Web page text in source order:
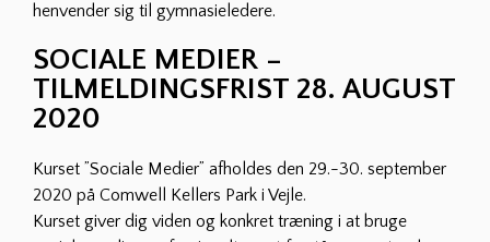
henvender sig til gymnasieledere.
SOCIALE MEDIER –
TILMELDINGSFRIST 28. AUGUST
2020
Kurset ”Sociale Medier” afholdes den 29.-30. september
2020 på Comwell Kellers Park i Vejle.
Kurset giver dig viden og konkret træning i at bruge